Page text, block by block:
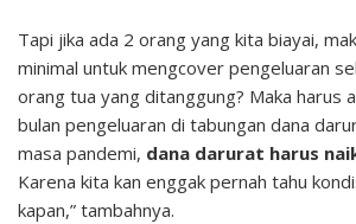
Tapi jika ada 2 orang yang kita biayai,
minimal untuk mengcover pengeluaran
orang tua yang ditanggung? Maka harus
bulan pengeluaran di tabungan dana
masa pandemi, dana darurat harus
Karena kita kan enggak pernah tahu
kapan,” tambahnya.